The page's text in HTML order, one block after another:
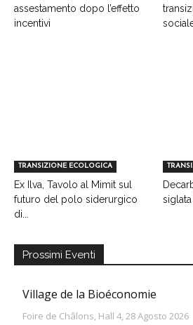
assestamento dopo l’effetto
incentivi
TRANSIZIONE ECOLOGICA
Ex Ilva, Tavolo al Mimit sul
futuro del polo siderurgico
di...
siglata
Prossimi Eventi
Village de la Bioéconomie
Foire de Châlons, Hall 4, 28 Agosto 2026